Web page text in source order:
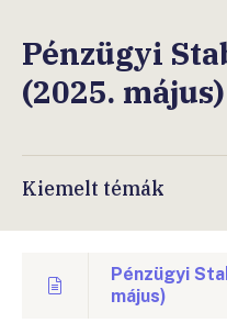
Pénzügyi
(2025. május)
Kiemelt témák
Pénzügyi
május)